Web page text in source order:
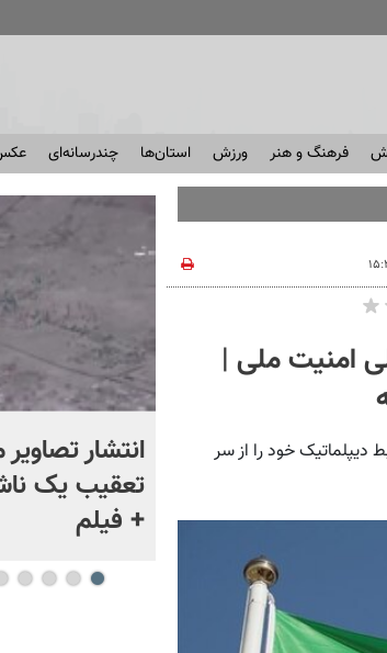
فرهنگ و هنر ورزش استان‌ها چندرسانه‌ای
امنیت ملی |
دیپلماتیک خود را از سر
از ایران شکست
کرد
انتشار تصاویر
تعقیب یک
+ فیلم